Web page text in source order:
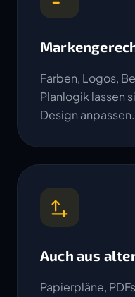
Farben, Logos,
Planlogik lassen
Design anpassen.
Auch aus
Papierpläne,